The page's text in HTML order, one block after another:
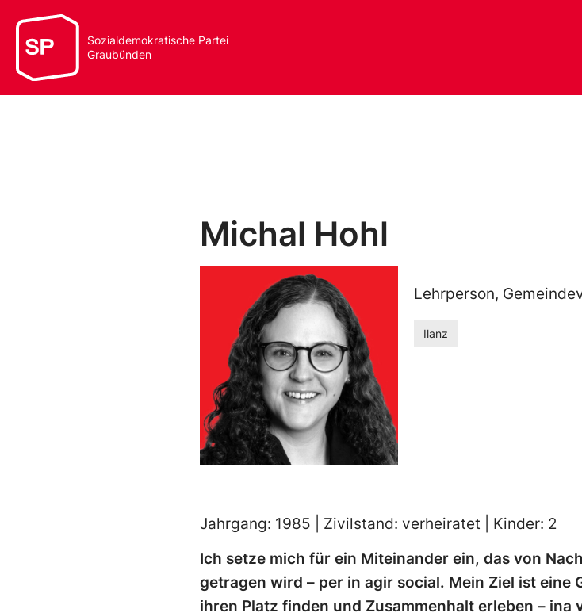
Sozialdemokratische Partei
Graubünden
Michal Hohl
Lehrperson,
Ilanz
Jahrgang: 1985 | Zivilstand: verheiratet | Kinder: 2
Ich setze mich für ein Miteinander ein, das von
getragen wird – per in agir social. Mein Ziel ist eine
ihren Platz finden und Zusammenhalt erleben –